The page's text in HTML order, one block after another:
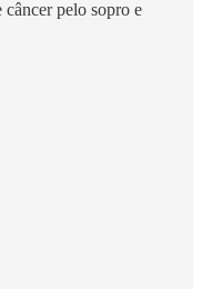
câncer pelo sopro e